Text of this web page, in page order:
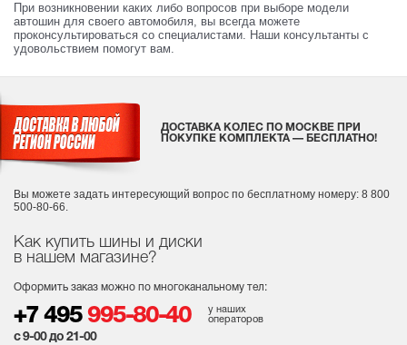
При возникновении каких либо вопросов при выборе модели
автошин для своего автомобиля, вы всегда можете
проконсультироваться со специалистами. Наши консультанты с
удовольствием помогут вам.
Как купить шины и диски
в нашем магазине?
Оформить заказ можно по многоканальному тел:
+7 495 995-80-40
у наших
операторов
с 9-00 до 21-00
ДОСТАВКА КОЛЕС ПО МОСКВЕ ПРИ
ПОКУПКЕ КОМПЛЕКТА — БЕСПЛАТНО!
Вы можете задать интересующий вопрос по бесплатному номеру: 8 800
500-80-66.